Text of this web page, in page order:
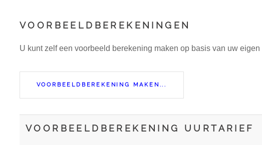
VOORBEELDBEREKENINGEN
U kunt zelf een voorbeeld berekening maken op basis van uw eigen
VOORBEELDBEREKENING MAKEN...
VOORBEELDBEREKENING UURTARIEF